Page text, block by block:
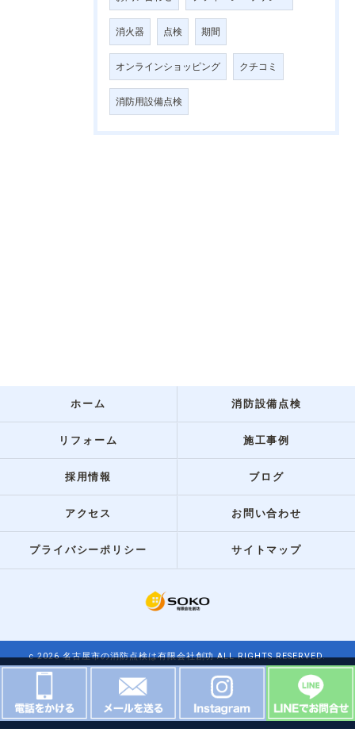
消火器 点検 期間
オンラインショッピング クチコミ
消防用設備点検
ホーム 消防設備点検
リフォーム 施工事例
採用情報 ブログ
アクセス お問い合わせ
プライバシーポリシー サイトマップ
c 2026 名古屋市の消防点検は有限会社創功 ALL RIGHTS RESERVED.